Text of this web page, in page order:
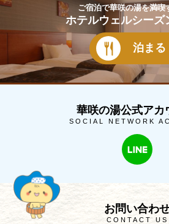
ご宿泊で華咲の湯を満喫
ホテルウェルシーズ
泊まる
華咲の湯公式アカ
SOCIAL NETWORK
お問い合わ
CONTACT US